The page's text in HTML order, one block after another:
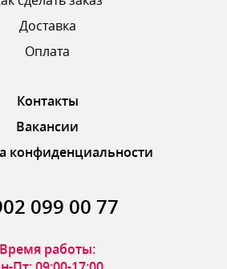
ОТПРАВИТЬ ОТЗЫВ
Доставка
Оплата
Контакты
Вакансии
конфиденциальности
099 00 77
Время работы: